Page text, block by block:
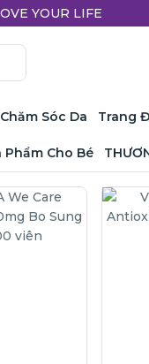
YOUR LIFE
Chăm Sóc Da Trang
Phẩm Cho Bé